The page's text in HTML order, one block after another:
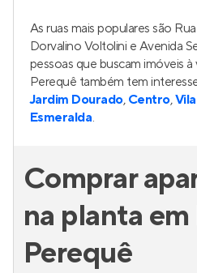
As ruas mais populares são
Dorvalino Voltolini e Avenida
pessoas que buscam imóveis
Perequê também tem
Jardim Dourado, Centro,
Esmeralda.
Comprar
na planta
Perequê